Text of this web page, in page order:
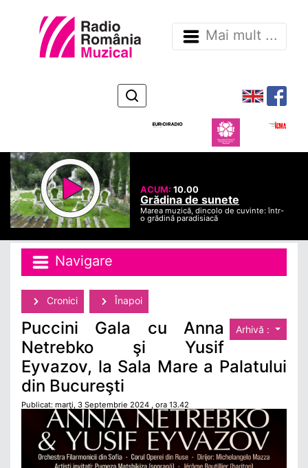
Mai mult ...
ACUM:10.00
Grădina de sunete
Marea muzică, dincolo de cuvinte: într-
o grădină paradisiacă
Navigare
Cronici Înapoi
Arhivă :
Puccini Gala cu Anna
Netrebko şi Yusif
Eyvazov, la Sala Mare a Palatului
din Bucureşti
Publicat: marţi, 3 Septembrie 2024 , ora 13.42